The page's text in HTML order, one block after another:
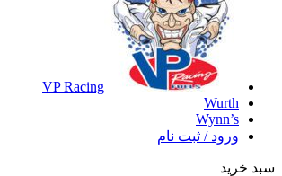
VP Racing
Wurth
Wynn’s
ورود / ثبت نام
سبد خرید